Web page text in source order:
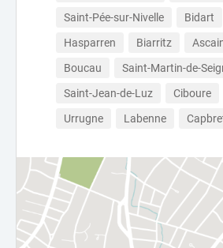
Saint-Pée-sur-Nivelle
Bidart
Hasparren
Biarritz
Boucau
Saint-Martin-de-
Saint-Jean-de-Luz
Ciboure
Urrugne
Labenne